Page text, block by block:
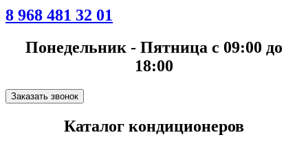
8 968 481 32 01
Понедельник - Пятница с 09:00 до
18:00
Заказать звонок
Каталог кондиционеров